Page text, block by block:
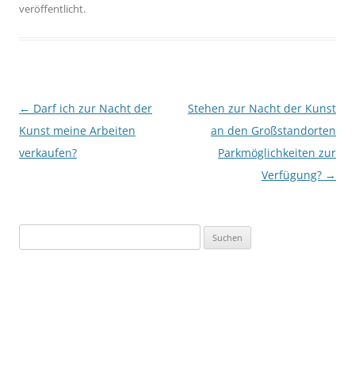
veröffentlicht.
Beitragsnavigation
← Darf ich zur Nacht der
Kunst meine Arbeiten
verkaufen?
Stehen zur Nacht der Kunst
an den Großstandorten
Parkmöglichkeiten zur
Verfügung? →
nach: